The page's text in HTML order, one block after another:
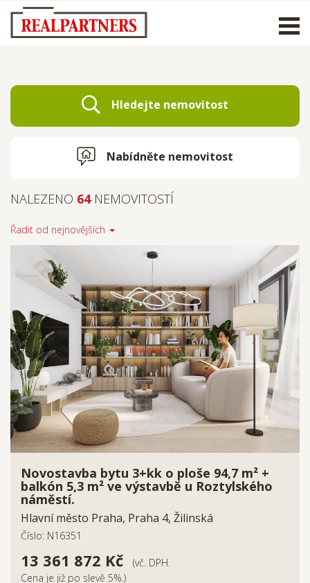
Hledejte nemovitost
Nabídněte nemovitost
NALEZENO 64NEMOVITOSTÍ
Řadit od nejnovějších
Novostavba bytu 3+kk o ploše 94,7 m² +
balkón 5,3 m² ve výstavbě u Roztylského
náměstí.
Hlavní město Praha, Praha 4, Žilinská
Číslo: N16351
13 361 872 Kč
(vč. DPH.
Cena je již po slevě 5%.)